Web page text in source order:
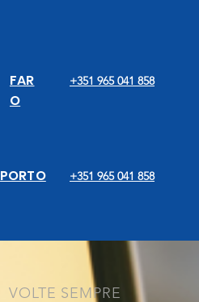
FAR
O
+351 965 041 858
PORTO +351 965 041 858
VOLTE SEMPRE